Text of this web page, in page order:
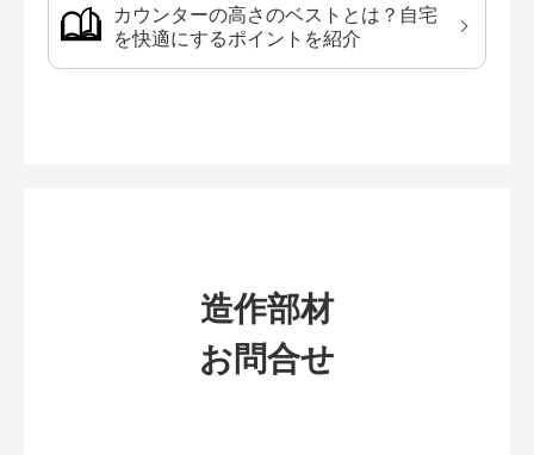
カウンターの高さのベストとは？自宅
を快適にするポイントを紹介
造作部材
お問合せ